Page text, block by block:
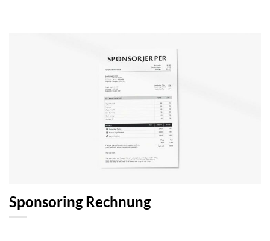
Sponsoring Rechnung